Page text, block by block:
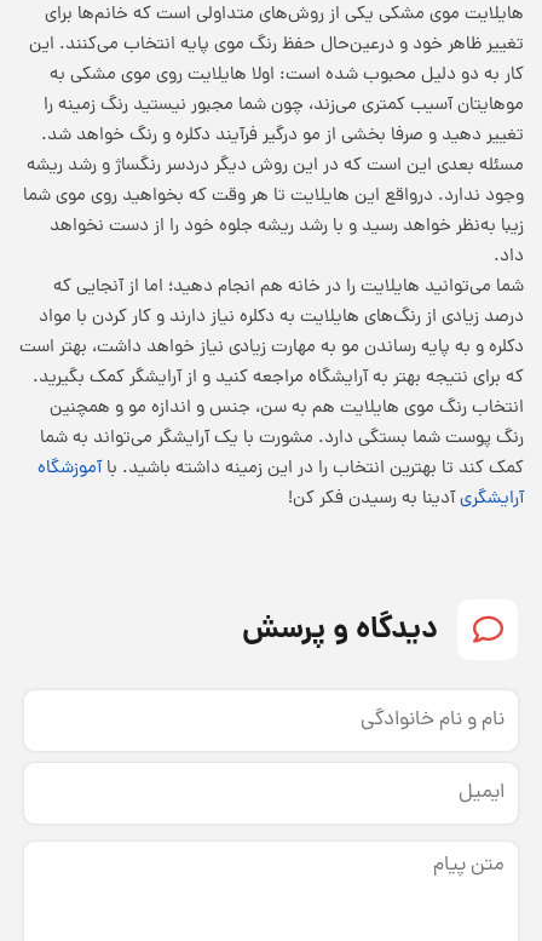
هایلایت موی مشکی یکی از روش‌های متداولی است که خانم‌ها برای
تغییر ظاهر خود و درعین‌حال حفظ رنگ موی پایه انتخاب می‌کنند. این
کار به‌ دو دلیل محبوب شده است: اولا هایلایت روی موی مشکی به
موهایتان آسیب کمتری می‌زند، چون شما مجبور نیستید رنگ زمینه را
تغییر دهید و صرفا بخشی از مو درگیر فرآیند دکلره و رنگ خواهد شد.
مسئله بعدی این است که در این روش دیگر دردسر رنگساژ و رشد ریشه
وجود ندارد. درواقع این هایلایت تا هر وقت که بخواهید روی موی شما
زیبا به‌نظر خواهد رسید و با رشد ریشه جلوه خود را از دست نخواهد
داد.
شما می‌توانید هایلایت را در خانه هم انجام دهید؛ اما از آنجایی که
درصد زیادی از رنگ‌های هایلایت به دکلره نیاز دارند و کار کردن با مواد
دکلره و به پایه رساندن مو به مهارت زیادی نیاز خواهد داشت، بهتر است
که برای نتیجه بهتر به آرایشگاه مراجعه کنید و از آرایشگر کمک بگیرید.
انتخاب رنگ موی هایلایت هم به سن، جنس و اندازه مو و همچنین
رنگ پوست شما بستگی دارد. مشورت با یک آرایشگر می‌تواند به شما
کمک کند تا بهترین انتخاب را در این زمینه داشته باشید. باآموزشگاه
آرایشگریآدینا به رسیدن فکر کن!
دیدگاه و پرسش